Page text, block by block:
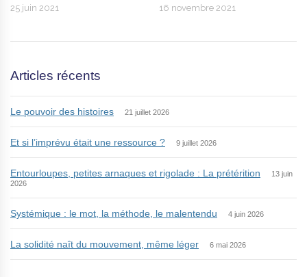
25 juin 2021 16 novembre 2021
Articles récents
Le pouvoir des histoires 21 juillet 2026
Et si l’imprévu était une ressource ? 9 juillet 2026
Entourloupes, petites arnaques et rigolade : La prétérition
13 juin
2026
Systémique : le mot, la méthode, le malentendu 4 juin 2026
La solidité naît du mouvement, même léger 6 mai 2026